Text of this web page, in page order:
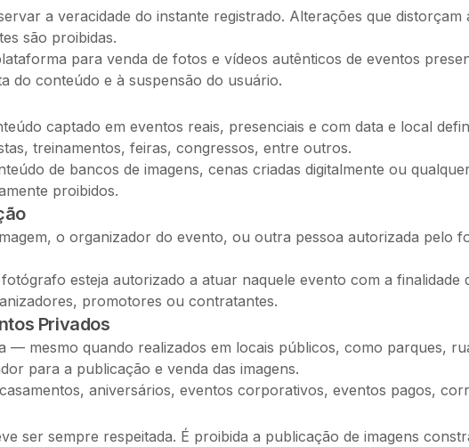
a veracidade do instante registrado. Alterações que
são proibidas.
para venda de fotos e vídeos autênticos de eventos
do conteúdo e à suspensão do usuário.
captado em eventos reais, presenciais e com data e local
treinamentos, feiras, congressos, entre outros.
de bancos de imagens, cenas criadas digitalmente ou
proibidos.
o organizador do evento, ou outra pessoa autorizada pelo
esteja autorizado a atuar naquele evento com a
promotores ou contratantes.
Privados
— mesmo quando realizados em locais públicos, como parques,
para a publicação e venda das imagens.
aniversários, eventos corporativos, eventos pagos,
ser sempre respeitada. É proibida a publicação de imagens